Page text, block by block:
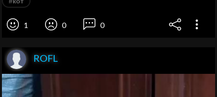
1 0 0
ROFL